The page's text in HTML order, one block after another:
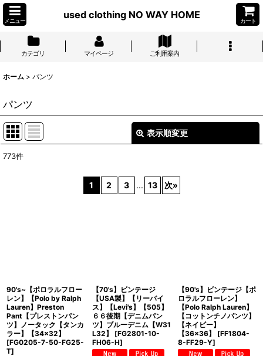
メニュー
used clothing NO WAY HOME
カート
カテゴリ マイページ ご利用案内
ホーム > パンツ
パンツ
表示順変更
773件
1 2 3 ... 13 次»
90's~【ポロラルフロー
レン】【Polo by Ralph
Lauren】Preston
Pant【プレストンパン
ツ】ノータック【タンカ
ラー】【34×32】
[FG0205-7-50-FG25-
T]
【70's】ビンテージ
【USA製】【リーバイ
ス】【Levi's】【505】
６６後期【デニムパン
ツ】ブルーデニム【W31
L32】 [FG2801-10-
FH06-H]
【90's】ビンテージ【ポ
ロラルフローレン】
【Polo Ralph Lauren】
【コットンチノパンツ】
【ネイビー】
【36×36】
[FF1804-
8-FF29-Y]